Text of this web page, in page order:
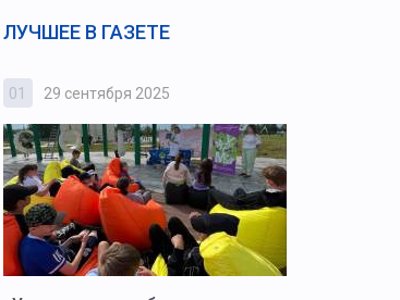
ЛУЧШЕЕ В ГАЗЕТЕ
01 29 сентября 2025